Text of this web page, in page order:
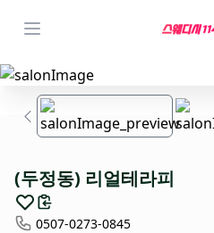
(두정동) 리얼테라피
0507-0273-0845